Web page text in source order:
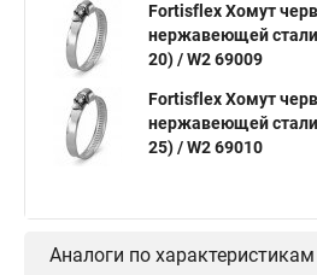
Хомут червячный мм
Хомуты для крепления трубопроводов
Хомут 2 мм Хомут 24137 80
Хомут 6 мм
Хомут 24
Fortisflex Хомут
нержавеющей
20) / W2 69009
Fortisflex Хомут
нержавеющей
25) / W2 69010
Аналоги по характеристикам